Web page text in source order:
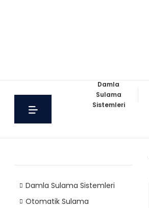
Damla
Sulama
Sistemleri
Damla Sulama Sistemleri
Otomatik Sulama